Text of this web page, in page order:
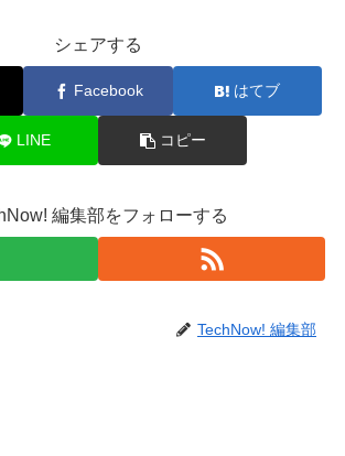
シェアする
Facebook はてブ
LINE コピー
編集部をフォローする
TechNow! 編集部